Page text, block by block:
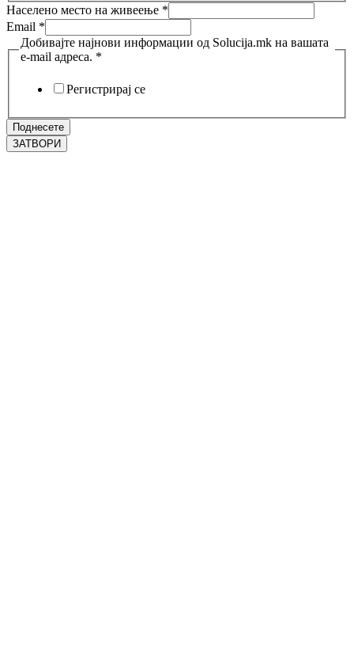
Населено место на живеење *
Email *
Добивајте најнови информации од Solucija.mk на вашата
e-mail адреса. *
Регистрирај се
Поднесете
ЗАТВОРИ